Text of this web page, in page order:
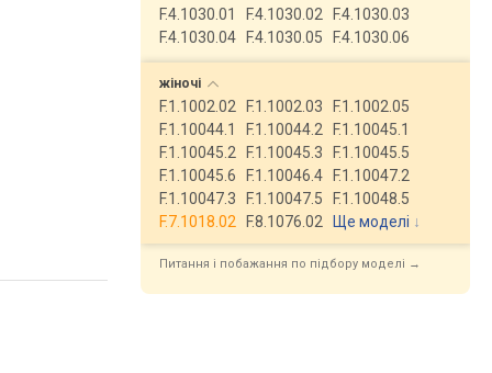
F.4.1030.01 F.4.1030.02
F.4.1030.03
F.4.1030.04
F.4.1030.05 F.4.1030.06
жіночі
F.1.1002.02 F.1.1002.03
F.1.1002.05
F.1.10044.1
F.1.10044.2
F.1.10045.1
F.1.10045.2
F.1.10045.3
F.1.10045.5
F.1.10045.6
F.1.10046.4
F.1.10047.2
F.1.10047.3
F.1.10047.5
F.1.10048.5
F.7.1018.02
F.8.1076.02 Ще моделі ↓
Питання і побажання по підбору моделі →